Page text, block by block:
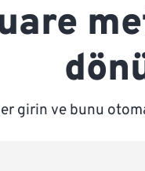
girin ve bunu